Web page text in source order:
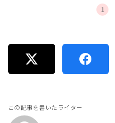
1
この記事を書いたライター